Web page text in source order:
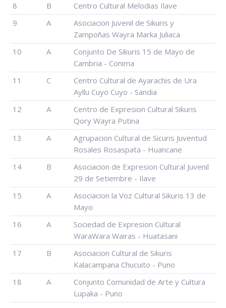
8
B
Centro Cultural Melodias Ilave
9
A
Asociacion Juvenil de Sikuris y
Zampoñas Wayra Marka Juliaca
10
A
Conjunto De Sikuris 15 de Mayo de
Cambria - Conima
11
C
Centro Cultural de Ayarachis de Ura
Ayllu Cuyo Cuyo - Sandia
12
A
Centro de Expresion Cultural Sikuris
Qory Wayra Putina
13
A
Agrupacion Cultural de Sicuris Juventud
Rosales Rosaspata - Huancane
14
B
Asociacion de Expresion Cultural Juvenil
29 de Setiembre - Ilave
15
A
Asociacion la Voz Cultural Sikuris 13 de
Mayo
16
A
Sociedad de Expresion Cultural
WaraWara Wairas - Huatasani
17
B
Asociacion Cultural de Sikuris
Kalacampana Chucuito - Puno
18
A
Conjunto Comunidad de Arte y Cultura
Lupaka - Puno